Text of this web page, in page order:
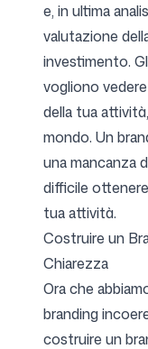
e, in ultima
valutazione
investimento.
vogliono
della tua
mondo. Un
una mancanza
difficile
tua attività.
Costruire un
Chiarezza
Ora che
branding
costruire un